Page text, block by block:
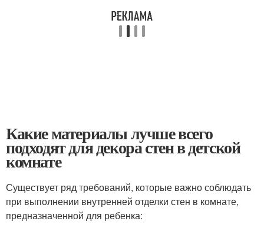
Какие материалы лучше всего
подходят для декора стен в детской
комнате
Существует ряд требований, которые важно соблюдать
при выполнении внутренней отделки стен в комнате,
предназначенной для ребенка: